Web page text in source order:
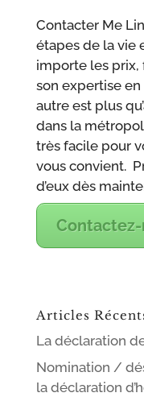
Contacter Me
étapes de la vie
importe les prix,
son expertise
autre est plus
dans la
très facile pour
vous convient.
d’eux dès
Articles
La déclaration
Nomination /
la déclaration